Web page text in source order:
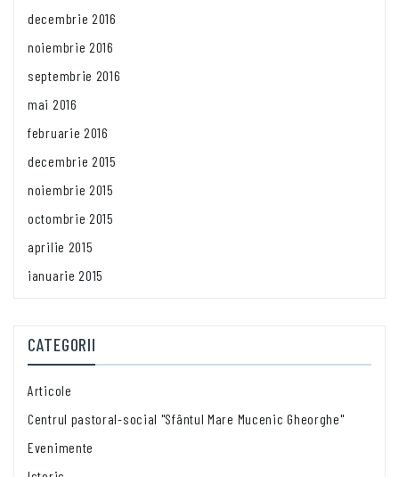
decembrie 2016
noiembrie 2016
septembrie 2016
mai 2016
februarie 2016
decembrie 2015
noiembrie 2015
octombrie 2015
aprilie 2015
ianuarie 2015
CATEGORII
Articole
Centrul pastoral-social "Sfântul Mare Mucenic Gheorghe"
Evenimente